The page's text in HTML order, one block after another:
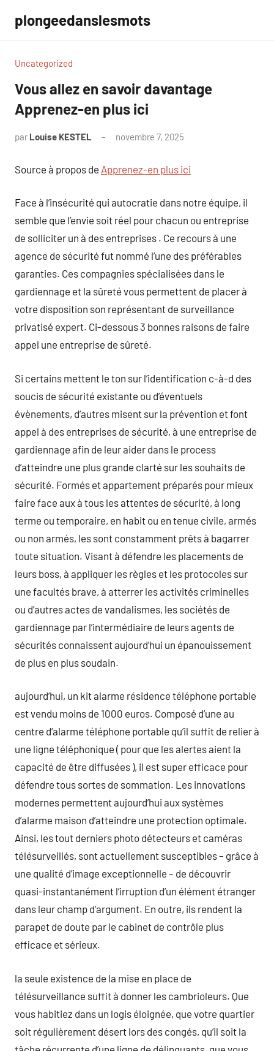
contenu
plongeedanslesmots
Uncategorized
Vous allez en savoir davantage
Apprenez-en plus ici
par Louise KESTEL novembre 7, 2025
Source à propos de Apprenez-en plus ici
Face à l’insécurité qui autocratie dans notre équipe, il
semble que l’envie soit réel pour chacun ou entreprise
de solliciter un à des entreprises . Ce recours à une
agence de sécurité fut nommé l’une des préférables
garanties. Ces compagnies spécialisées dans le
gardiennage et la sûreté vous permettent de placer à
votre disposition son représentant de surveillance
privatisé expert. Ci-dessous 3 bonnes raisons de faire
appel une entreprise de sûreté.
Si certains mettent le ton sur l’identification c-à-d des
soucis de sécurité existante ou d’éventuels
évènements, d’autres misent sur la prévention et font
appel à des entreprises de sécurité, à une entreprise de
gardiennage afin de leur aider dans le process
d’atteindre une plus grande clarté sur les souhaits de
sécurité. Formés et appartement préparés pour mieux
faire face aux à tous les attentes de sécurité, à long
terme ou temporaire, en habit ou en tenue civile, armés
ou non armés, les sont constamment prêts à bagarrer
toute situation. Visant à défendre les placements de
leurs boss, à appliquer les règles et les protocoles sur
une facultés brave, à atterrer les activités criminelles
ou d’autres actes de vandalismes, les sociétés de
gardiennage par l’intermédiaire de leurs agents de
sécurités connaissent aujourd’hui un épanouissement
de plus en plus soudain.
aujourd’hui, un kit alarme résidence téléphone portable
est vendu moins de 1000 euros. Composé d’une au
centre d’alarme téléphone portable qu’il suffit de relier à
une ligne téléphonique ( pour que les alertes aient la
capacité de être diffusées ), il est super efficace pour
défendre tous sortes de sommation. Les innovations
modernes permettent aujourd’hui aux systèmes
d’alarme maison d’atteindre une protection optimale.
Ainsi, les tout derniers photo détecteurs et caméras
télésurveillés, sont actuellement susceptibles – grâce à
une qualité d’image exceptionnelle – de découvrir
quasi-instantanément l’irruption d’un élément étranger
dans leur champ d’argument. En outre, ils rendent la
parapet de doute par le cabinet de contrôle plus
efficace et sérieux.
la seule existence de la mise en place de
télésurveillance suffit à donner les cambrioleurs. Que
vous habitiez dans un logis éloignée, que votre quartier
soit régulièrement désert lors des congés, qu’il soit la